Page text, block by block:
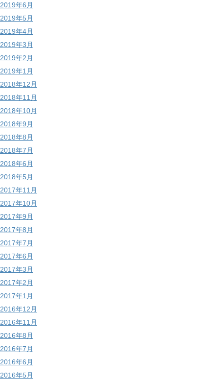
2019年6月
2019年5月
2019年4月
2019年3月
2019年2月
2019年1月
2018年12月
2018年11月
2018年10月
2018年9月
2018年8月
2018年7月
2018年6月
2018年5月
2017年11月
2017年10月
2017年9月
2017年8月
2017年7月
2017年6月
2017年3月
2017年2月
2017年1月
2016年12月
2016年11月
2016年8月
2016年7月
2016年6月
2016年5月